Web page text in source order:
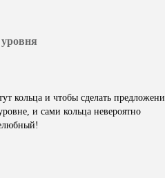
кольца и чтобы сделать
и сами кольца невероятно